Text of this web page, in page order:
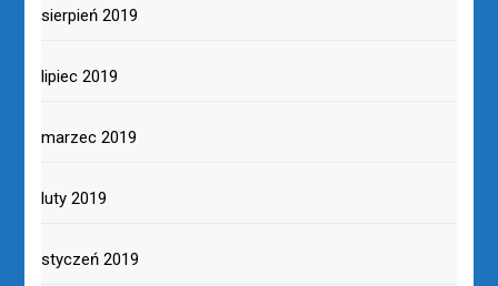
sierpień 2019
lipiec 2019
marzec 2019
luty 2019
styczeń 2019